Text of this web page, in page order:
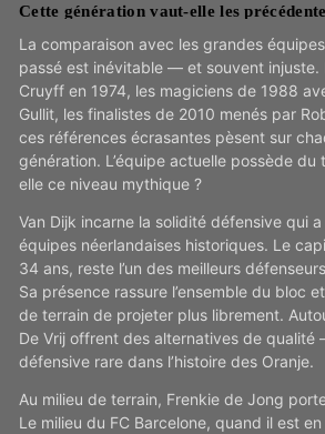
Cette génération vaut-elle les
La comparaison avec les grandes
passé est inévitable — et souvent
Cruyff en 1974, les magiciens de 1988
Gullit, les finalistes de 2010 menés par
ces références écrasantes pèsent sur
génération. L’équipe actuelle possède
elle ce niveau mythique ?
Van Dijk incarne la solidité défensive qui
équipes néerlandaises historiques. Le
34 ans, reste l’un des meilleurs
Sa présence rassure l’ensemble du bloc
de terrain de projeter plus librement.
De Vrij offrent des alternatives de
défensive rare dans l’histoire des Oranje.
Au milieu de terrain, Frenkie de Jong
Le milieu du FC Barcelone, quand il est